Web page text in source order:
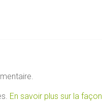
En savoir plus sur la